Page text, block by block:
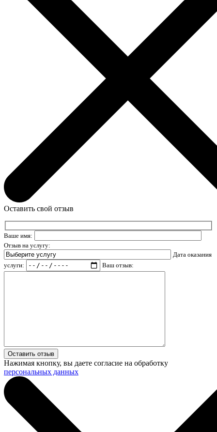
Оставить свой отзыв
Ваше имя:
Отзыв на услугу:
Дата оказания
услуги:
Ваш отзыв:
Нажимая кнопку, вы даете согласие на обработку
персональных данных